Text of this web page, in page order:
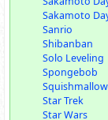
Sakamoto
Sanrio
Shibanban
Solo Leveling
Spongebob
Star Trek
Star Wars